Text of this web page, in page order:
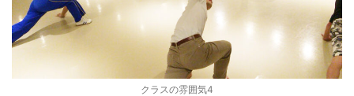
クラスの雰囲気4